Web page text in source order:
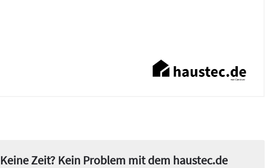
Keine Zeit? Kein Problem mit dem haustec.de